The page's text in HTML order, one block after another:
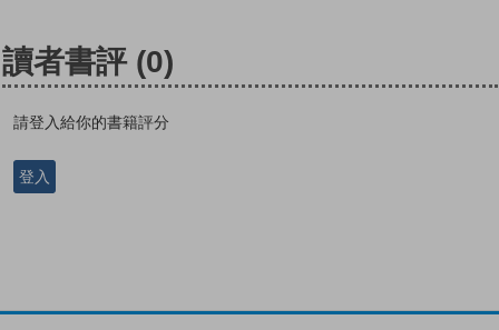
讀者書評 (0)
請登入給你的書籍評分
登入